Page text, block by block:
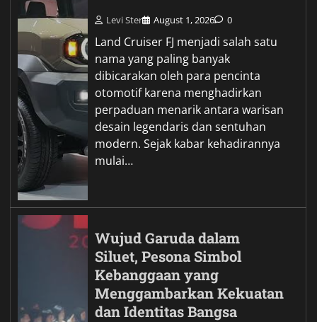
Levi Ster August 1, 2026 0
Land Cruiser FJ menjadi salah satu
nama yang paling banyak
dibicarakan oleh para pencinta
otomotif karena menghadirkan
perpaduan menarik antara warisan
desain legendaris dan sentuhan
modern. Sejak kabar kehadirannya
mulai…
Wujud Garuda dalam
Siluet, Pesona Simbol
Kebanggaan yang
Menggambarkan Kekuatan
dan Identitas Bangsa